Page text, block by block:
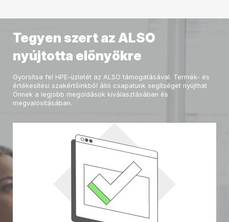
Tegyen szert az ALSO
nyújtotta előnyökre
Gyorsítsa fel HPE-üzletét az ALSO támogatásával. Termék- és
értékesítési szakértőinkből álló csapatunk segítséget nyújthat
Önnek a legjobb megoldások kiválasztásában és
megvalósításában.